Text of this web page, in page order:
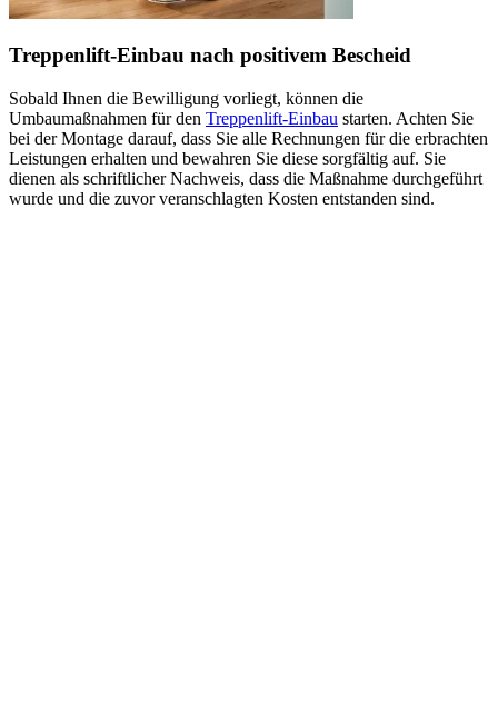
Treppenlift-Einbau nach positivem Bescheid
Sobald Ihnen die Bewilligung vorliegt, können die
Umbaumaßnahmen für den Treppenlift-Einbau starten. Achten Sie
bei der Montage darauf, dass Sie alle Rechnungen für die erbrachten
Leistungen erhalten und bewahren Sie diese sorgfältig auf. Sie
dienen als schriftlicher Nachweis, dass die Maßnahme durchgeführt
wurde und die zuvor veranschlagten Kosten entstanden sind.